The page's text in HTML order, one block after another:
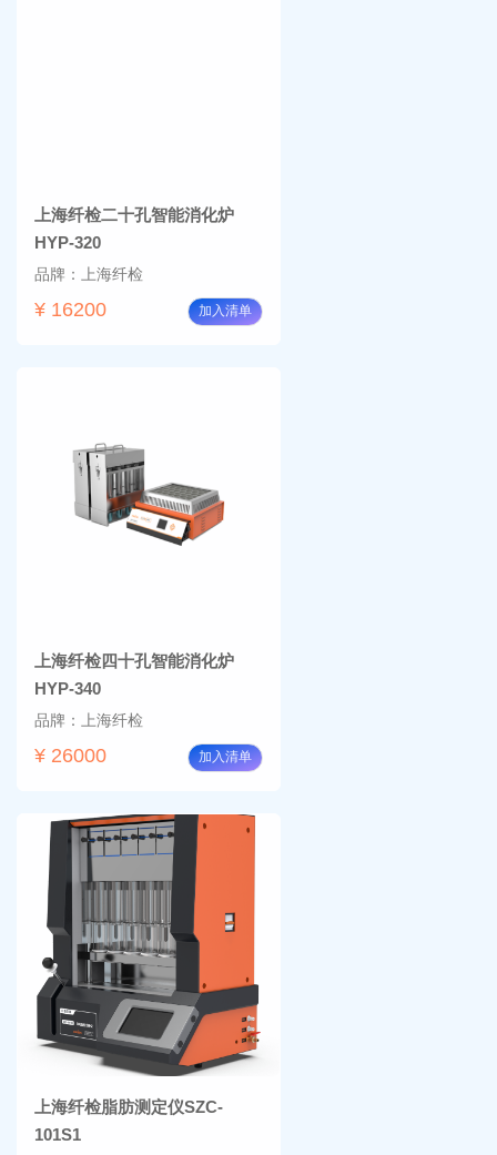
上海纤检二十孔智能消化炉
HYP-320
品牌：上海纤检
¥ 16200 加入清单
上海纤检四十孔智能消化炉
HYP-340
品牌：上海纤检
¥ 26000 加入清单
上海纤检脂肪测定仪SZC-
101S1